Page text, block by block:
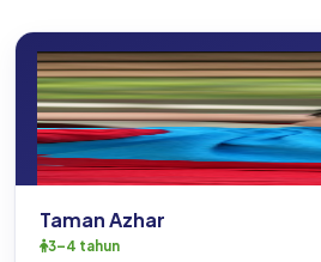
Taman Azhar
3–4 tahun